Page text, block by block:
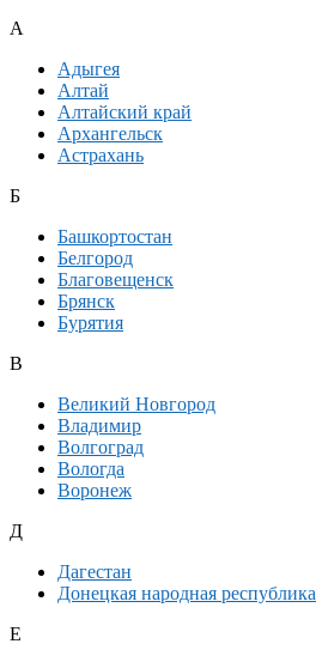
А
Адыгея
Алтай
Алтайский край
Архангельск
Астрахань
Б
Башкортостан
Белгород
Благовещенск
Брянск
Бурятия
В
Великий Новгород
Владимир
Волгоград
Вологда
Воронеж
Д
Дагестан
Донецкая народная республика
Е